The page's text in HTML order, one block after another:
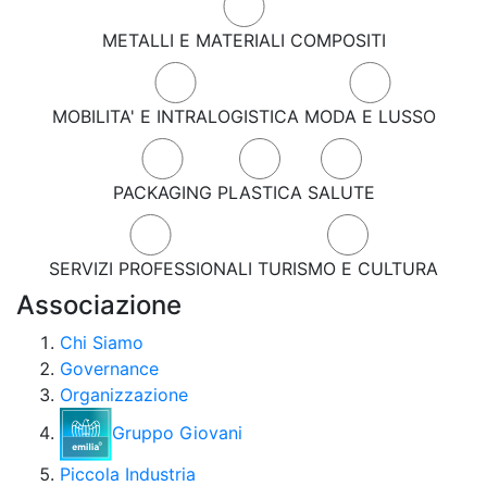
METALLI E MATERIALI COMPOSITI
MOBILITA' E INTRALOGISTICA MODA E LUSSO
PACKAGING PLASTICA SALUTE
SERVIZI PROFESSIONALI TURISMO E CULTURA
Associazione
Chi Siamo
Governance
Organizzazione
Gruppo Giovani
Piccola Industria